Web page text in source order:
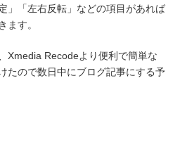
」「左右反転」などの項目があれば
ます。
Xmedia Recodeより便利で簡単な
たので数日中にブログ記事にする予